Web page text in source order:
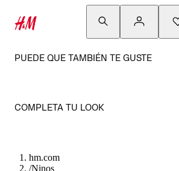
PUEDE QUE TAMBIÉN TE GUSTE
COMPLETA TU LOOK
hm.com
/Ninos